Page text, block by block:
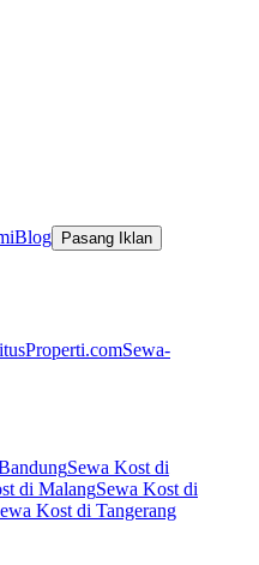
Ibu Nelly Pa. H.Rusli Jl.
RW.07 Kel. Cicaheum,
40282
Blog Pasang Iklan
Sewa-
Sewa Kost di
di MalangSewa Kost di
Kost di Tangerang